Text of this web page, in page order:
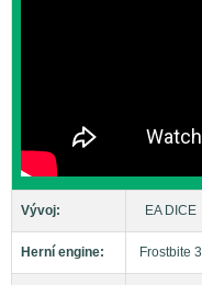
Vývoj: EA DICE
Herní engine: Frostbite 3